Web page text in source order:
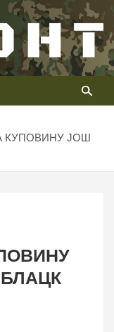
КУПОВИНУ ЈОШ